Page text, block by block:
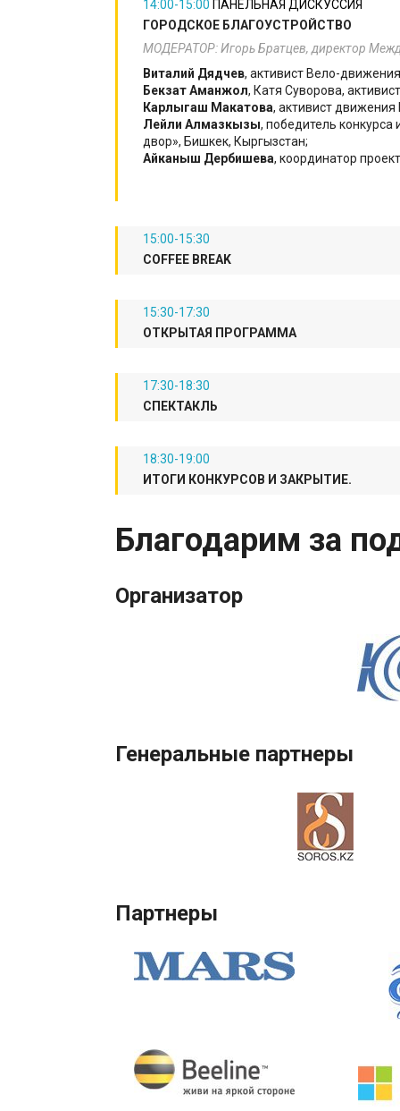
14:00-15:00 ​ПАНЕЛЬНАЯ ДИСКУССИЯ
ГОРОДСКОЕ БЛАГОУСТРОЙСТВО
МОДЕРАТОР: Игорь Братцев, директор
Виталий Дядчев, активист Вело-
Бекзат Аманжол, Катя Суворова,
Карлыгаш Макатова, активист
Лейли Алмазкызы, победитель
двор», Бишкек, Кыргызстан;
Айканыш Дербишева, координатор
15:00-15:30
COFFEE BREAK
15:30-17:30
ОТКРЫТАЯ ПРОГРАММА
17:30-18:30
СПЕКТАКЛЬ
18:30-19:00
​ИТОГИ КОНКУРСОВ И ЗАКРЫТИЕ.
Благодарим за
Организатор
Генеральные партнеры
Партнеры